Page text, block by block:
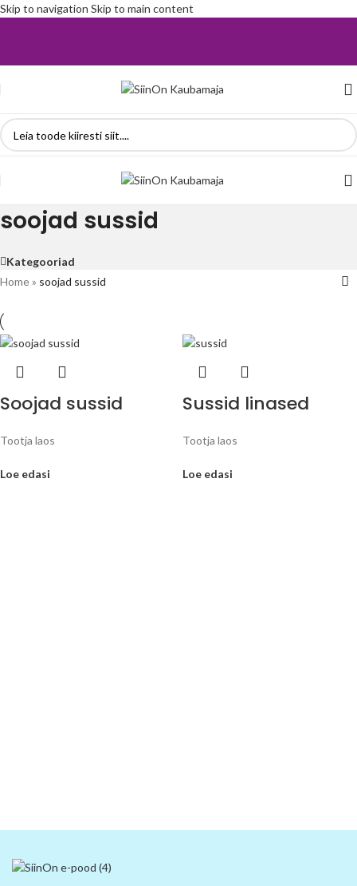
Skip to navigation Skip to main content
soojad sussid
Kategooriad
Home» soojad sussid
Soojad sussid
Tootja laos
Loe edasi
Sussid linased
Tootja laos
Loe edasi